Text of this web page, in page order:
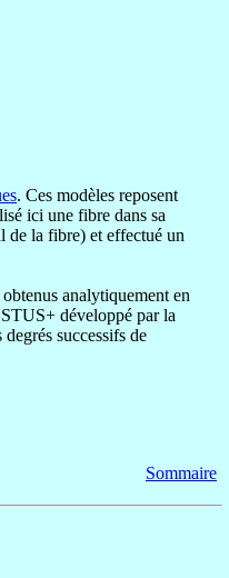
. Ces modèles reposent
ici une fibre dans sa
de la fibre) et effectué un
analytiquement en
développé par la
successifs de
Sommaire